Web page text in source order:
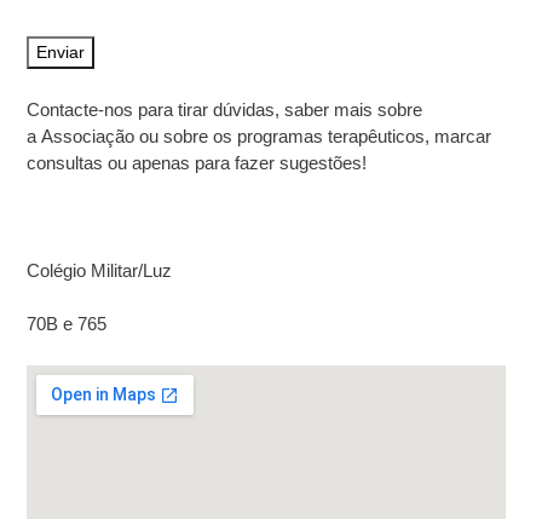
Contacte-nos para tirar dúvidas, saber mais sobre
a Associação ou sobre os programas terapêuticos, marcar
consultas ou apenas para fazer sugestões!
Colégio Militar/Luz
70B e 765